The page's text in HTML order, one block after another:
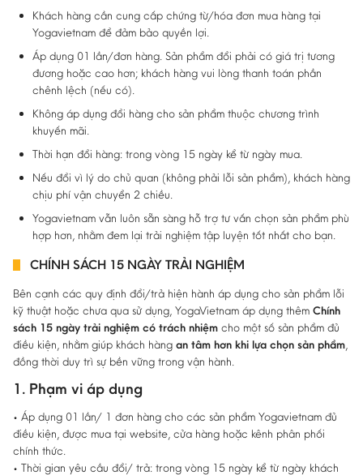
Khách hàng cần cung cấp chứng từ/hóa đơn mua hàng tại
Yogavietnam để đảm bảo quyền lợi.
Áp dụng 01 lần/đơn hàng. Sản phẩm đổi phải có giá trị tương
đương hoặc cao hơn; khách hàng vui lòng thanh toán phần
chênh lệch (nếu có).
Không áp dụng đổi hàng cho sản phẩm thuộc chương trình
khuyến mãi.
Thời hạn đổi hàng: trong vòng 15 ngày kể từ ngày mua.
Nếu đổi vì lý do chủ quan (không phải lỗi sản phẩm), khách hàng
chịu phí vận chuyển 2 chiều.
Yogavietnam vẫn luôn sẵn sàng hỗ trợ tư vấn chọn sản phẩm phù
hợp hơn, nhằm đem lại trải nghiệm tập luyện tốt nhất cho bạn.
CHÍNH SÁCH 15 NGÀY TRẢI NGHIỆM
Bên cạnh các quy định đổi/trả hiện hành áp dụng cho sản phẩm lỗi
kỹ thuật hoặc chưa qua sử dụng, YogaVietnam áp dụng thêm Chính
sách 15 ngày trải nghiệm có trách nhiệm cho một số sản phẩm đủ
điều kiện, nhằm giúp khách hàng an tâm hơn khi lựa chọn sản phẩm,
đồng thời duy trì sự bền vững trong vận hành.
1. Phạm vi áp dụng
• Áp dụng 01 lần/ 1 đơn hàng cho các sản phẩm Yogavietnam đủ
điều kiện, được mua tại website, cửa hàng hoặc kênh phân phối
chính thức.
• Thời gian yêu cầu đổi/ trả: trong vòng 15 ngày kể từ ngày khách